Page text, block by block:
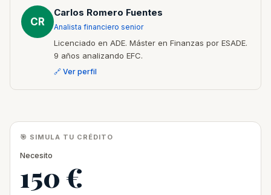
CR
Carlos Romero Fuentes
Analista financiero senior
Licenciado en ADE. Máster en Finanzas por ESADE.
9 años analizando EFC.
🔗 Ver perfil
🎯 SIMULA TU CRÉDITO
Necesito
150 €